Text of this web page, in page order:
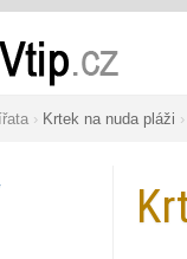
› Krtek na nuda pláži ›